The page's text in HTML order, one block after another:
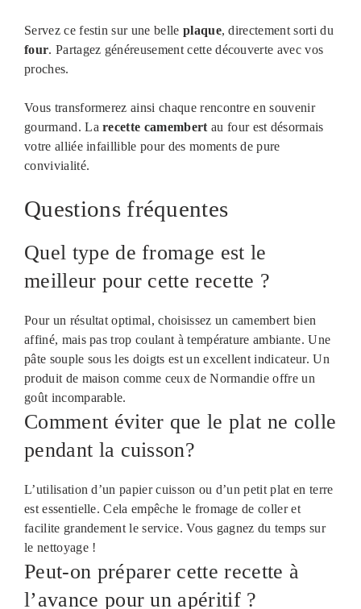
Servez ce festin sur une belle plaque, directement sorti du
four. Partagez généreusement cette découverte avec vos
proches.
Vous transformerez ainsi chaque rencontre en souvenir
gourmand. Larecette camembert au four est désormais
votre alliée infaillible pour des moments de pure
convivialité.
Questions fréquentes
Quel type de fromage est le
meilleur pour cette recette ?
Pour un résultat optimal, choisissez un camembert bien
affiné, mais pas trop coulant à température ambiante. Une
pâte souple sous les doigts est un excellent indicateur. Un
produit de maison comme ceux de Normandie offre un
goût incomparable.
Comment éviter que le plat ne colle
pendant la cuisson?
L’utilisation d’un papier cuisson ou d’un petit plat en terre
est essentielle. Cela empêche le fromage de coller et
facilite grandement le service. Vous gagnez du temps sur
le nettoyage !
Peut-on préparer cette recette à
l’avance pour un apéritif ?